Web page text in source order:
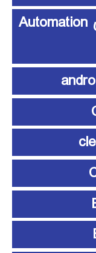
آموزش اتوماسیون صنعتی Automation